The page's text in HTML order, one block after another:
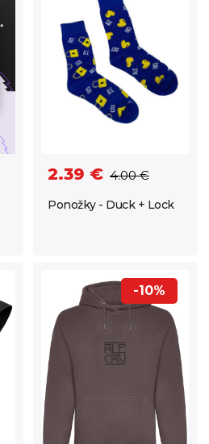
2.39 € 4.00 €
Ponožky - Duck + Lock
-10%